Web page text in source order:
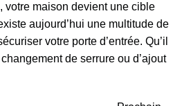
votre maison devient une cible
aujourd’hui une multitude de
votre porte d’entrée. Qu’il
de serrure ou d’ajout